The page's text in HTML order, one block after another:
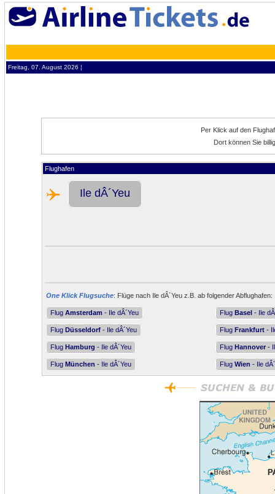
Freitag, 07. August 2026 ¦
Per Klick auf den
Dort können Sie
Flughafen
Ile dÂ´Yeu
One Klick Flugsuche: Flüge nach Ile dÂ´Yeu z.B. ab folgender Abflughafen:
Flug Amsterdam - Ile dÂ´Yeu Flug Basel - Ile
Flug Düsseldorf - Ile dÂ´Yeu Flug Frankfurt -
Flug Hamburg - Ile dÂ´Yeu Flug Hannover -
Flug München - Ile dÂ´Yeu Flug Wien - Ile